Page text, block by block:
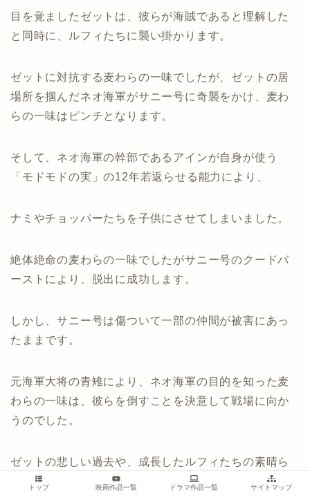
目を覚ましたゼットは、彼らが海賊であると理解した
と同時に、ルフィたちに襲い掛かります。
ゼットに対抗する麦わらの一味でしたが、ゼットの居
場所を掴んだネオ海軍がサニー号に奇襲をかけ、麦わ
らの一味はピンチとなります。
そして、ネオ海軍の幹部であるアインが自身が使う
「モドモドの実」の12年若返らせる能力により、
ナミやチョッパーたちを子供にさせてしまいました。
絶体絶命の麦わらの一味でしたがサニー号のクードバ
ーストにより、脱出に成功します。
しかし、サニー号は傷ついて一部の仲間が被害にあっ
たままです。
元海軍大将の青雉により、ネオ海軍の目的を知った麦
わらの一味は、彼らを倒すことを決意して戦場に向か
うのでした。
ゼットの悲しい過去や、成長したルフィたちの素晴ら
しい戦いが、この邦画の見どころです。
トップ 映画作品一覧 ドラマ作品一覧 サイトマップ